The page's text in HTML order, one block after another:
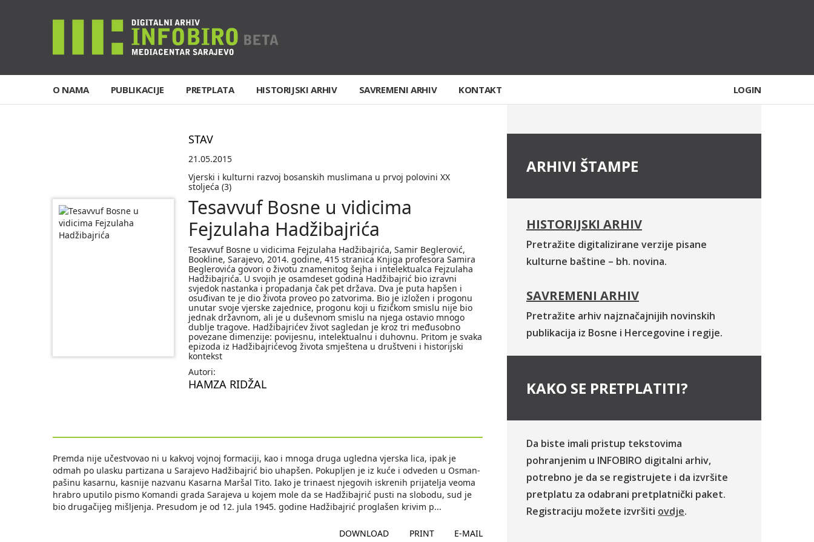
O NAMA PUBLIKACIJE PRETPLATA HISTORIJSKI ARHIV SAVREMENI ARHIV KONTAKT LOGIN
STAV
21.05.2015
Vjerski i kulturni razvoj bosanskih muslimana u prvoj polovini XX
stoljeća (3)
Tesavvuf Bosne u vidicima
Fejzulaha Hadžibajrića
Tesavvuf Bosne u vidicima Fejzulaha Hadžibajrića, Samir Beglerović,
Bookline, Sarajevo, 2014. godine, 415 stranica Knjiga profesora Samira
Beglerovića govori o životu znamenitog šejha i intelektualca Fejzulaha
Hadžibajrića. U svojih je osamdeset godina Hadžibajrić bio izravni
svjedok nastanka i propadanja čak pet država. Dva je puta hapšen i
osuđivan te je dio života proveo po zatvorima. Bio je izložen i progonu
unutar svoje vjerske zajednice, progonu koji u fizičkom smislu nije bio
jednak državnom, ali je u duševnom smislu na njega ostavio mnogo
dublje tragove. Hadžibajrićev život sagledan je kroz tri međusobno
povezane dimenzije: povijesnu, intelektualnu i duhovnu. Pritom je svaka
epizoda iz Hadžibajrićevog života smještena u društveni i historijski
kontekst
Autori:
HAMZA RIDŽAL
Premda nije učestvovao ni u kakvoj vojnoj formaciji, kao i mnoga druga ugledna vjerska lica, ipak je
odmah po ulasku partizana u Sarajevo Hadžibajrić bio uhapšen. Pokupljen je iz kuće i odveden u Osman-
pašinu kasarnu, kasnije nazvanu Kasarna Maršal Tito. Iako je trinaest njegovih iskrenih prijatelja veoma
hrabro uputilo pismo Komandi grada Sarajeva u kojem mole da se Hadžibajrić pusti na slobodu, sud je
bio drugačijeg mišljenja. Presudom je od 12. jula 1945. godine Hadžibajrić proglašen krivim p...
DOWNLOAD PRINT E-MAIL
ARHIVI ŠTAMPE
HISTORIJSKI ARHIV
Pretražite digitalizirane verzije pisane
kulturne baštine – bh. novina.
SAVREMENI ARHIV
Pretražite arhiv najznačajnijih novinskih
publikacija iz Bosne i Hercegovine i regije.
KAKO SE PRETPLATITI?
Da biste imali pristup tekstovima
pohranjenim u INFOBIRO digitalni arhiv,
potrebno je da se registrujete i da izvršite
pretplatu za odabrani pretplatnički paket.
Registraciju možete izvršiti ovdje.